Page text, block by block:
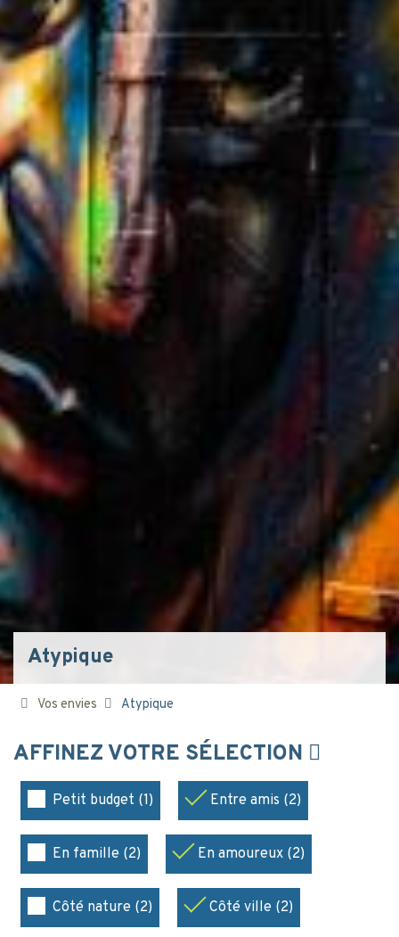
Atypique
Vos envies Atypique
AFFINEZ VOTRE SÉLECTION
Petit budget (1) Entre amis (2)
En famille (2) En amoureux (2)
Côté nature (2) Côté ville (2)